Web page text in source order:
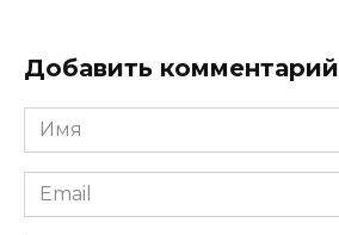
Добавить комментарий
Имя
*
Email
*